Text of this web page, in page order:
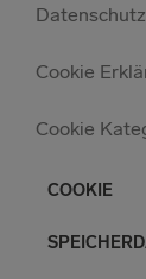
Cookie
Cookie